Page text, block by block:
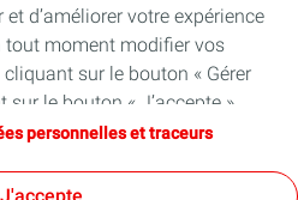
générales d'utilisation
d’améliorer votre expérience
tout moment modifier vos
sur le bouton « Gérer
le bouton « J’accepte »,
des cookies. Dans le
bon fonctionnement du site
personnelles et traceurs